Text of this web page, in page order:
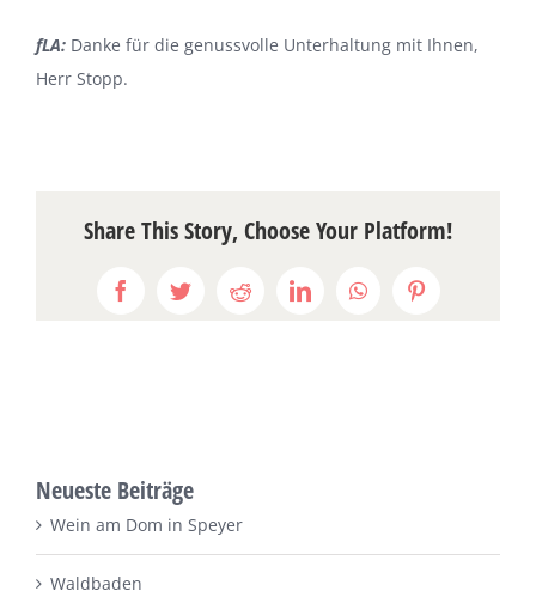
fLA: Danke für die genussvolle Unterhaltung mit Ihnen,
Herr Stopp.
Share This Story, Choose Your Platform!
FacebookTwitterRedditLinkedInWhatsAppPinterest
Neueste Beiträge
Wein am Dom in Speyer
Waldbaden